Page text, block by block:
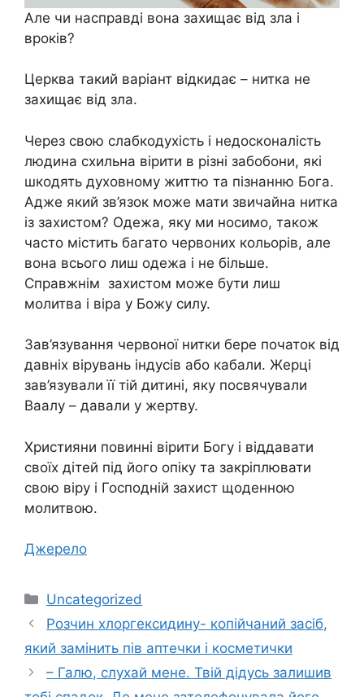
Але чи насправді вона захищає від зла і
вроків?
Церква такий варіант відкидає – нитка не
захищає від зла.
Через свою слабкодухість і недосконалість
людина схильна вірити в різні забобони, які
шкодять духовному життю та пізнанню Бога.
Адже який зв’язок може мати звичайна нитка
із захистом? Одежа, яку ми носимо, також
часто містить багато червоних кольорів, але
вона всього лиш одежа і не більше.
Справжнім захистом може бути лиш
молитва і віра у Божу силу.
Зав’язування червоної нитки бере початок від
давніх вірувань індусів або кабали. Жерці
зав’язували її тій дитині, яку посвячували
Ваалу – давали у жертву.
Християни повинні вірити Богу і віддавати
своїх дітей під його опіку та закріплювати
свою віру і Господній захист щоденною
молитвою.
Джерело
Категорії
Uncategorized
Розчин хлоргексидину- копійчаний засіб,
який замінить пів аптечки і косметички
– Галю, слухай мене. Твій дідусь залишив